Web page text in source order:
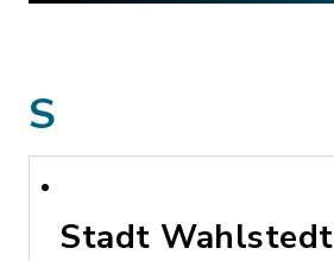
S
Stadt Wahlstedt